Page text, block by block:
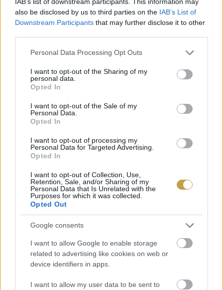
also be disclosed by us to third parties on the IAB’s List of
Downstream Participants that may further disclose it to other
Please note that this website/app uses one or more Google
not limited to your visit or usage behaviour. You may click to
grant or deny consent to Google and its third-party tags to
use your data for below specified purposes in below Google
consent section.
Personal Data Processing Opt Outs
I want to opt-out of the Sharing of my
personal data.
Opted In
I want to opt-out of the Sale of my
Personal Data.
Opted In
I want to opt-out of processing my
Personal Data for Targeted Advertising.
Opted In
I want to opt-out of Collection, Use,
Retention, Sale, and/or Sharing of my
Personal Data that Is Unrelated with the
Purposes for which it was collected.
Opted Out
Google consents
I want to allow Google to enable storage
related to advertising like cookies on web or
device identifiers in apps.
I want to allow my user data to be sent to
felhasználásakor alig keletkezik hulladék.
A gomba igazi szuperélelmiszer. Fehérjében
gazdag, kedvező az aminosav összetétele,
alacsony energiatartalmú, magas a víz- és
élelmirost-tartalma, nem tartalmaz koleszterint.
A-, B1,2,3,5,9- vitamin-forrás és kiemelkedően
magas D-vitamin tartalommal bír. Sokan nem is